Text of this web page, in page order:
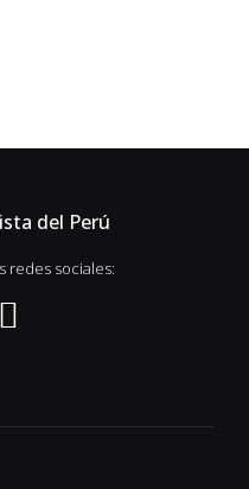
redes sociales: